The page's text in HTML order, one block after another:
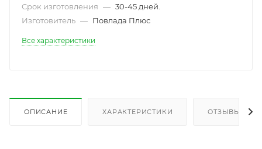
Срок изготовления — 30-45 дней.
Изготовитель — Повлада Плюс
Все характеристики
ОПИСАНИЕ ХАРАКТЕРИСТИКИ ОТЗЫВЫ